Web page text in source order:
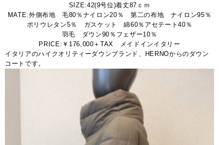
SIZE:42(9号位)着丈87ｃｍ
MATE:外側布地 毛80％ナイロン20％ 第二の布地 ナイロン95％
ポリウレタン5％ ガスケット 綿60％アセテート40％
羽毛 ダウン90％フェザー10％
PRICE:￥176,000＋TAX メイドインイタリー
イタリアのハイクオリティーダウンブランド、HERNOからのダウン
コートです。